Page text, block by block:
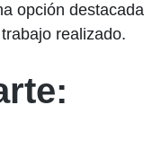
opción
realizado.